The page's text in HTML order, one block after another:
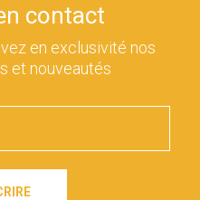
contact
en exclusivité nos
et nouveautés